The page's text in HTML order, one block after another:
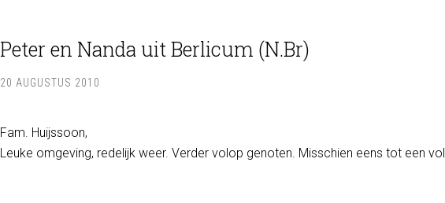
Peter en Nanda uit Berlicum (N.Br)
20 AUGUSTUS 2010
Fam. Huijssoon,
Leuke omgeving, redelijk weer. Verder volop genoten. Misschien eens tot een